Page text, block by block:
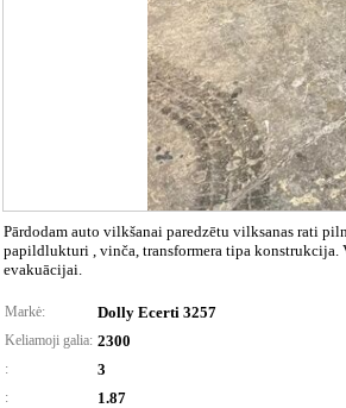
Pārdodam auto vilkšanai paredzētu vilksanas rati
papildlukturi , vinča, transformera tipa
evakuācijai.
Markė: Dolly Ecerti 3257
Keliamoji galia: 2300
: 3
: 1.87